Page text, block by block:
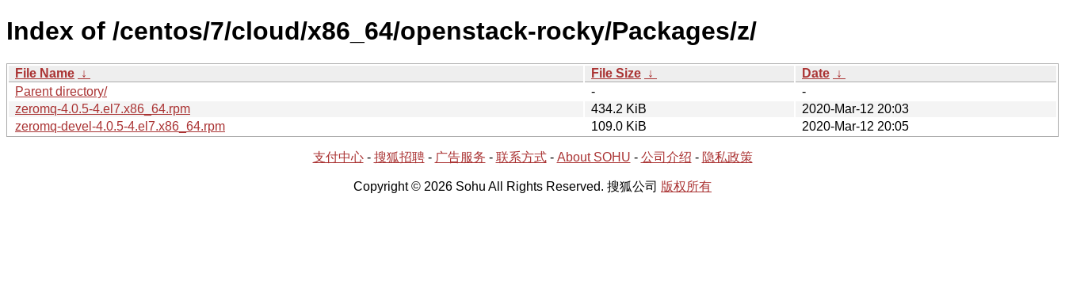
Index of /centos/7/cloud/x86_64/openstack-rocky/Packages/z/
File Name ↓ File Size ↓ Date ↓
Parent directory/
-
-
zeromq-4.0.5-4.el7.x86_64.rpm
434.2 KiB
2020-Mar-12 20:03
zeromq-devel-4.0.5-4.el7.x86_64.rpm
109.0 KiB 2020-Mar-12 20:05
支付中心- 搜狐招聘- 广告服务 - 联系方式- About SOHU - 公司介绍 - 隐私政策
Copyright © 2026 Sohu All Rights Reserved. 搜狐公司 版权所有